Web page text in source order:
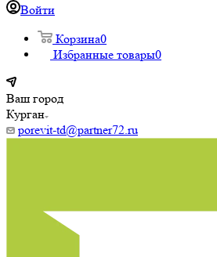
Войти
Корзина0
Избранные товары0
Ваш город
Курган
porevit-td@partner72.ru